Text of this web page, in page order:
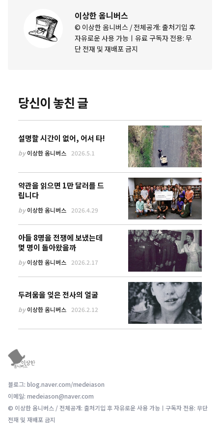
이상한 옴니버스
© 이상한 옴니버스 / 전체공개: 출처기입 후
자유로운 사용 가능ㅣ유료 구독자 전용: 무
단 전재 및 재배포 금지
당신이 놓친 글
설명할 시간이 없어, 어서 타!
by이상한 옴니버스 2026.5.1
약관을 읽으면 1만 달러를 드
립니다
by이상한 옴니버스 2026.4.29
아들 8명을 전쟁에 보냈는데
몇 명이 돌아왔을까
by이상한 옴니버스 2026.2.17
두려움을 잊은 전사의 얼굴
by이상한 옴니버스 2026.2.12
블로그: blog.naver.com/medeiason
이메일: medeiason@naver.com
© 이상한 옴니버스 / 전체공개: 출처기입 후 자유로운 사용 가능ㅣ구독자 전용: 무단
전재 및 재배포 금지